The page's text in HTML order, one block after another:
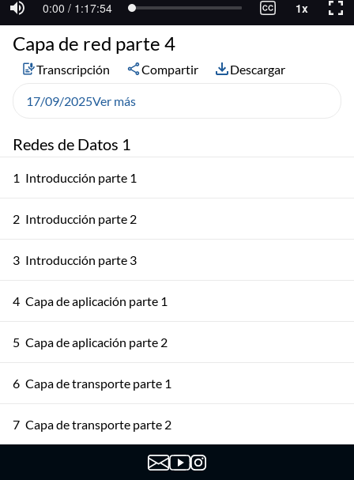
Redes de Datos 1
1 Introducción parte 1
2 Introducción parte 2
3 Introducción parte 3
4 Capa de aplicación parte 1
5 Capa de aplicación parte 2
6 Capa de transporte parte 1
7 Capa de transporte parte 2
Capa de transporte parte 3
Capa de red parte 4
Transcripción Compartir Descargar
17/09/2025Ver más